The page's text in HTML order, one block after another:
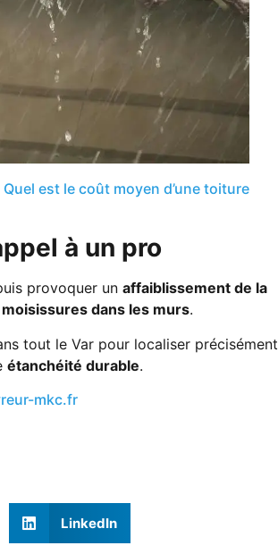
Quel est le coût moyen d’une toiture
à un pro
provoquer un affaiblissement de la
moisissures dans les murs.
tout le Var pour localiser précisément
étanchéité durable.
mkc.fr
LinkedIn